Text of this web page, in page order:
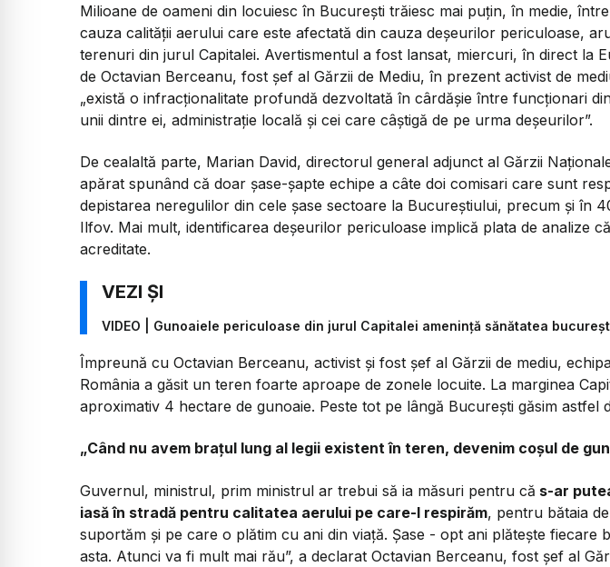
Milioane de oameni din locuiesc în București trăiesc mai puțin, în medie,
cauza calității aerului care este afectată din cauza deșeurilor periculoase,
terenuri din jurul Capitalei. Avertismentul a fost lansat, miercuri, în direct la
de Octavian Berceanu, fost șef al Gărzii de Mediu, în prezent activist de
„există o infracționalitate profundă dezvoltată în cârdășie între funcționari
unii dintre ei, administrație locală și cei care câștigă de pe urma deșeurilor”.
De cealaltă parte, Marian David, directorul general adjunct al Gărzii
apărat spunând că doar șase-șapte echipe a câte doi comisari care sunt
depistarea neregulilor din cele șase sectoare la Bucureștiului, precum și în
Ilfov. Mai mult, identificarea deșeurilor periculoase implică plata de analize
acreditate.
VIDEO | Gunoaiele periculoase din jurul Capitalei amenință sănătatea
Împreună cu Octavian Berceanu, activist și fost șef al Gărzii de mediu,
România a găsit un teren foarte aproape de zonele locuite. La marginea
aproximativ 4 hectare de gunoaie. Peste tot pe lângă București găsim astfel
„Când nu avem brațul lung al legii existent în teren, devenim coșul de
Guvernul, ministrul, prim ministrul ar trebui să ia măsuri pentru că s-ar
iasă în stradă pentru calitatea aerului pe care-l respirăm, pentru bătaia
suportăm și pe care o plătim cu ani din viață. Șase - opt ani plătește fiecare
asta. Atunci va fi mult mai rău”, a declarat Octavian Berceanu, fost șef al